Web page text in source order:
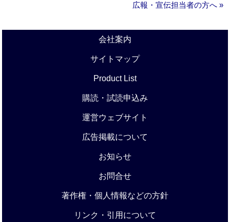
広報・宣伝担当者の方へ »
会社案内
サイトマップ
Product List
購読・試読申込み
運営ウェブサイト
広告掲載について
お知らせ
お問合せ
著作権・個人情報などの方針
リンク・引用について